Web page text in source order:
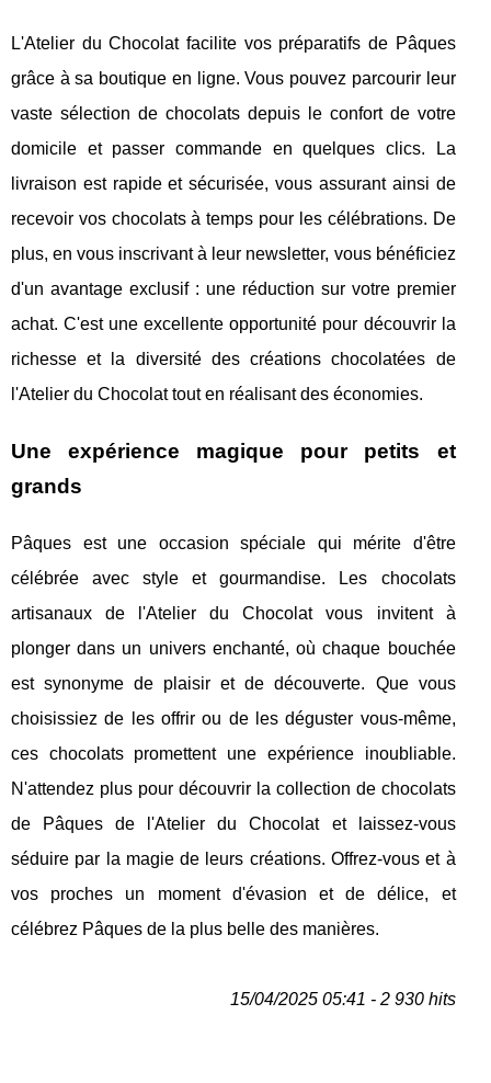
L'Atelier du Chocolat facilite vos préparatifs de Pâques
grâce à sa boutique en ligne. Vous pouvez parcourir leur
vaste sélection de chocolats depuis le confort de votre
domicile et passer commande en quelques clics. La
livraison est rapide et sécurisée, vous assurant ainsi de
recevoir vos chocolats à temps pour les célébrations. De
plus, en vous inscrivant à leur newsletter, vous bénéficiez
d'un avantage exclusif : une réduction sur votre premier
achat. C'est une excellente opportunité pour découvrir la
richesse et la diversité des créations chocolatées de
l'Atelier du Chocolat tout en réalisant des économies.
Une expérience magique pour petits et
grands
Pâques est une occasion spéciale qui mérite d'être
célébrée avec style et gourmandise. Les chocolats
artisanaux de l'Atelier du Chocolat vous invitent à
plonger dans un univers enchanté, où chaque bouchée
est synonyme de plaisir et de découverte. Que vous
choisissiez de les offrir ou de les déguster vous-même,
ces chocolats promettent une expérience inoubliable.
N'attendez plus pour découvrir la collection de chocolats
de Pâques de l'Atelier du Chocolat et laissez-vous
séduire par la magie de leurs créations. Offrez-vous et à
vos proches un moment d'évasion et de délice, et
célébrez Pâques de la plus belle des manières.
15/04/2025 05:41 - 2 930 hits